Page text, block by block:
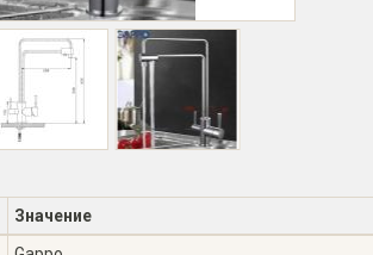
Значение